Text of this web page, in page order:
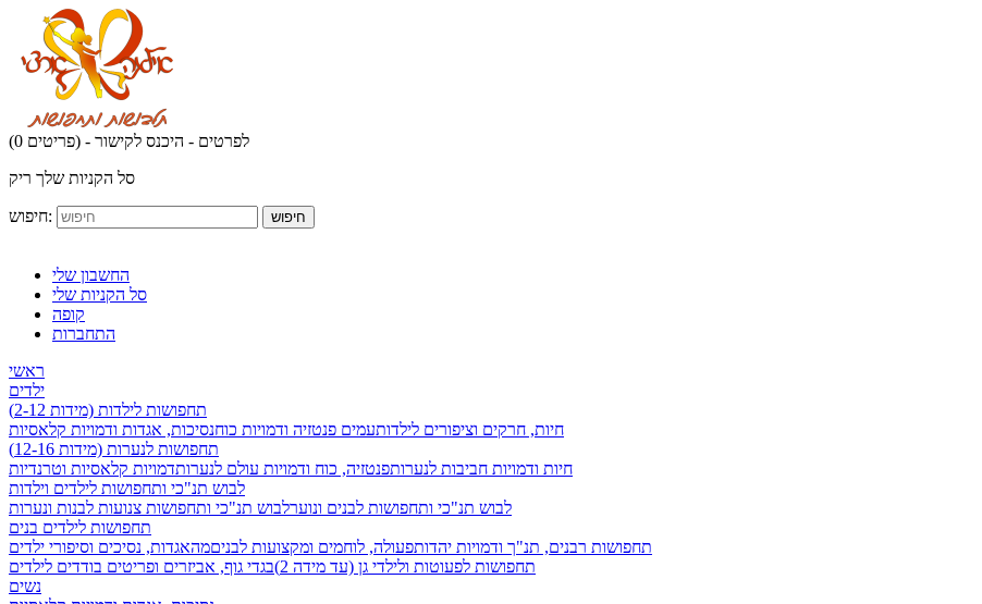
(0 פריטים) - לפרטים - היכנס לקישור
סל הקניות שלך ריק
חיפוש: חיפוש
החשבון שלי
סל הקניות שלי
קופה
התחברות
ראשי
ילדים
תחפושות לילדות (מידות 2-12)
חיות, חרקים וציפורים לילדותעמים פנטזיה ודמויות כוחנסיכות, אגדות ודמויות קלאסיות
תחפושות לנערות (מידות 12-16)
חיות ודמויות חביבות לנערותפנטזיה, כוח ודמויות עולם לנערותדמויות קלאסיות וטרנדיות
לבוש תנ"כי ותחפושות לילדים וילדות
לבוש תנ"כי ותחפושות לבנים ונוערלבוש תנ"כי ותחפושות צנועות לבנות ונערות
תחפושות לילדים בנים
תחפושות רבנים, תנ"ך ודמויות יהדותפעולה, לוחמים ומקצועות לבניםמהאגדות, נסיכים וסיפורי ילדים
תחפושות לפעוטות ולילדי גן (עד מידה 2)
בגדי גוף, אביזרים ופריטים בודדים לילדים
נשים